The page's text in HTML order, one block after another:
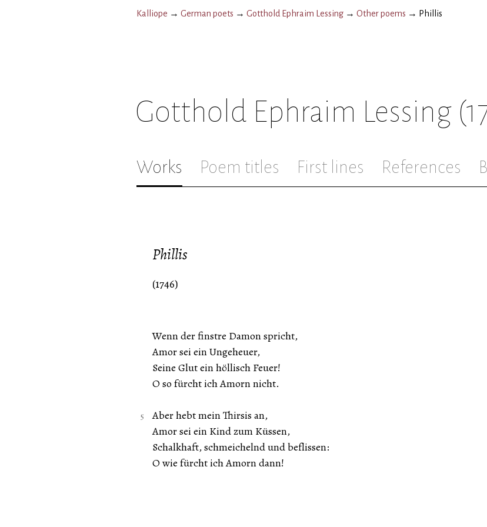
Kalliope → German poets → Gotthold Ephraim Lessing → Other poems → Phillis
Gotthold Ephraim Lessing
Works Poem titles First lines References
Phillis
(1746)
Wenn der finstre Damon spricht,
Amor sei ein Ungeheuer,
Seine Glut ein höllisch Feuer!
O so fürcht ich Amorn nicht.
Aber hebt mein Thirsis an,
Amor sei ein Kind zum Küssen,
Schalkhaft, schmeichelnd und beflissen:
O wie fürcht ich Amorn dann!